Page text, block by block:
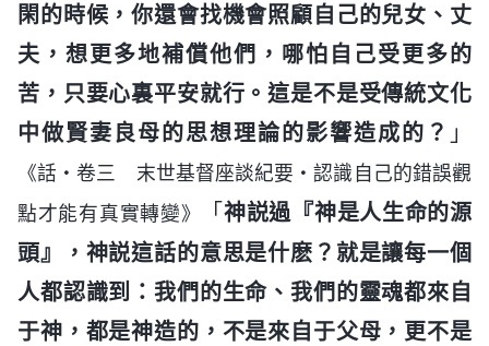
閑的時候，你還會找機會照顧自己的兒女、丈
夫，想更多地補償他們，哪怕自己受更多的
苦，只要心裏平安就行。這是不是受傳統文化
中做賢妻良母的思想理論的影響造成的？ 」
《話・卷三 末世基督座談紀要・認識自己的錯誤觀
點才能有真實轉變》
「神説過『神是人生命的源
頭』，神説這話的意思是什麽？就是讓每一個
人都認識到：我們的生命、我們的靈魂都來自
于神，都是神造的，不是來自于父母，更不是